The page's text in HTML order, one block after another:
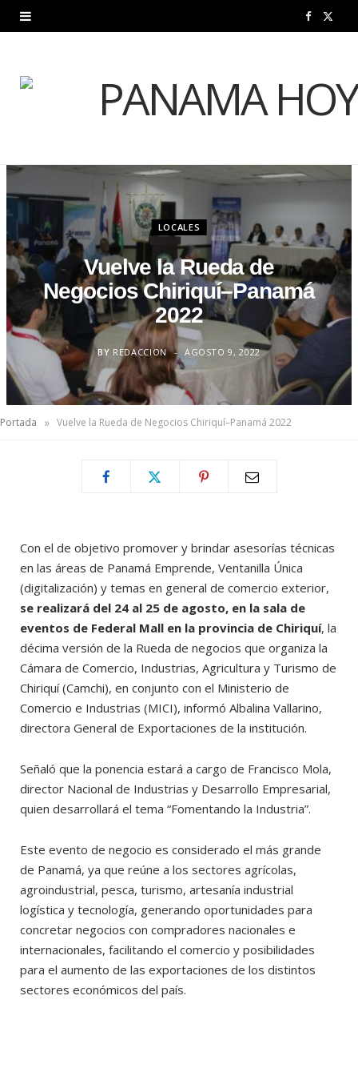
F
e
k
w
)
LOCALES
Vuelve la Rueda de
Negocios Chiriquí–Panamá
2022
BY REDACCION AGOSTO 9, 2022
Portada » Vuelve la Rueda de Negocios Chiriquí–Panamá 2022
Con el de objetivo promover y brindar asesorías técnicas
en las áreas de Panamá Emprende, Ventanilla Única
(digitalización) y temas en general de comercio exterior,
se realizará del 24 al 25 de agosto, en la sala de
eventos de Federal Mall en la provincia de Chiriquí, la
décima versión de la Rueda de negocios que organiza la
Cámara de Comercio, Industrias, Agricultura y Turismo de
Chiriquí (Camchi), en conjunto con el Ministerio de
Comercio e Industrias (MICI), informó Albalina Vallarino,
directora General de Exportaciones de la institución.
Señaló que la ponencia estará a cargo de Francisco Mola,
director Nacional de Industrias y Desarrollo Empresarial,
quien desarrollará el tema “Fomentando la Industria”.
Este evento de negocio es considerado el más grande
de Panamá, ya que reúne a los sectores agrícolas,
agroindustrial, pesca, turismo, artesanía industrial
logística y tecnología, generando oportunidades para
concretar negocios con compradores nacionales e
internacionales, facilitando el comercio y posibilidades
para el aumento de las exportaciones de los distintos
sectores económicos del país.